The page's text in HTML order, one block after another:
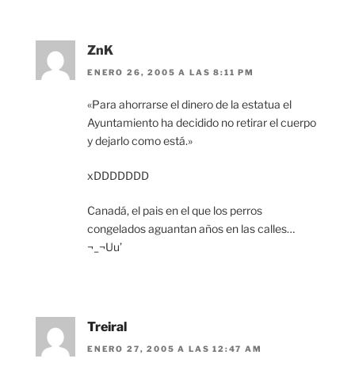
ZnK
ENERO 26, 2005 A LAS 8:11 PM
«Para ahorrarse el dinero de la estatua el
Ayuntamiento ha decidido no retirar el cuerpo
y dejarlo como está.»
xDDDDDDD
Canadá, el pais en el que los perros
congelados aguantan años en las calles…
¬_¬Uu’
Treiral
ENERO 27, 2005 A LAS 12:47 AM